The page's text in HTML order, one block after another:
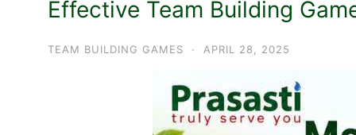
Effective Team Building
TEAM BUILDING GAMES · APRIL 28, 2025